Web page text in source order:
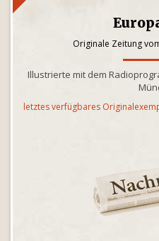
Originale Zeitung
Illustrierte mit dem
letztes verfügbares